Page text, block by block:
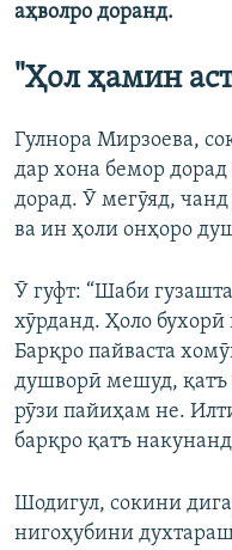
аҳволро доранд.
"Ҳол ҳамин
Гулнора Мирзоева,
дар хона бемор дорад
дорад. Ӯ мегӯяд, чанд
ва ин ҳоли онҳоро
Ӯ гуфт: “Шаби
хӯрданд. Ҳоло
Барқро пайваста
душворӣ мешуд, қатъ
рӯзи пайиҳам не.
барқро қатъ
Шодигул, сокини
нигоҳубини